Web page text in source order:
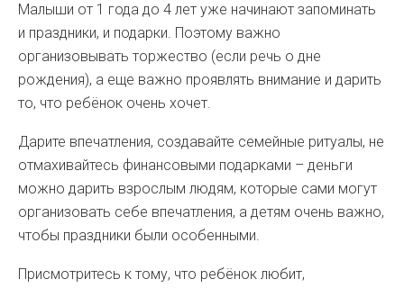
Малыши от 1 года до 4 лет уже начинают запоминать
и праздники, и подарки. Поэтому важно
организовывать торжество (если речь о дне
рождения), а еще важно проявлять внимание и дарить
то, что ребёнок очень хочет.
Дарите впечатления, создавайте семейные ритуалы, не
отмахивайтесь финансовыми подарками – деньги
можно дарить взрослым людям, которые сами могут
организовать себе впечатления, а детям очень важно,
чтобы праздники были особенными.
Присмотритесь к тому, что ребёнок любит,